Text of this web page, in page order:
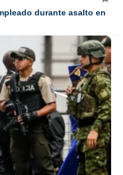
durante asalto en